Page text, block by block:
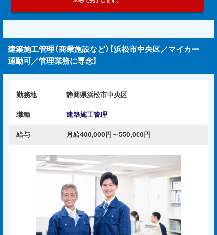
建築施工管理（商業施設など）【浜松市中央区／マイカー
通勤可／管理業務に専念】
勤務地 静岡県浜松市中央区
職種 建築施工管理
給与 月給400,000円～550,000円